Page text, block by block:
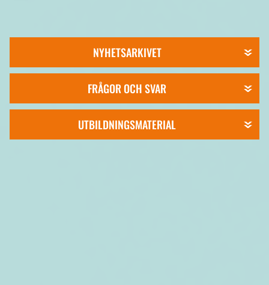
NYHETSARKIVET
FRÅGOR OCH SVAR
UTBILDNINGSMATERIAL